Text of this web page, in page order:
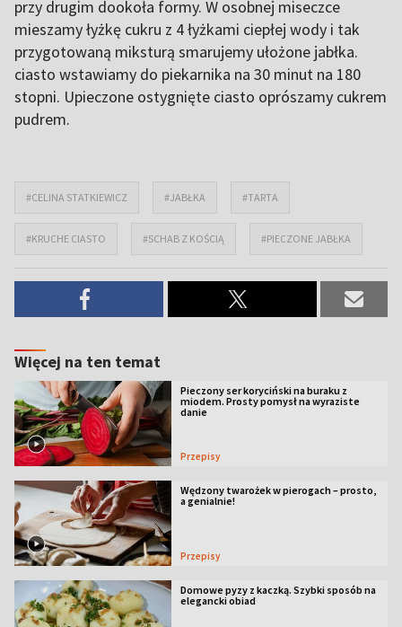
przy drugim dookoła formy. W osobnej miseczce
mieszamy łyżkę cukru z 4 łyżkami ciepłej wody i tak
przygotowaną miksturą smarujemy ułożone jabłka.
ciasto wstawiamy do piekarnika na 30 minut na 180
stopni. Upieczone ostygnięte ciasto oprószamy cukrem
pudrem.
#CELINA STATKIEWICZ #JABŁKA #TARTA
#KRUCHE CIASTO #SCHAB Z KOŚCIĄ #PIECZONE JABŁKA
Więcej na ten temat
Pieczony ser koryciński na buraku z
miodem. Prosty pomysł na wyraziste
danie
Przepisy
Wędzony twarożek w pierogach – prosto,
a genialnie!
Przepisy
Domowe pyzy z kaczką. Szybki sposób na
elegancki obiad